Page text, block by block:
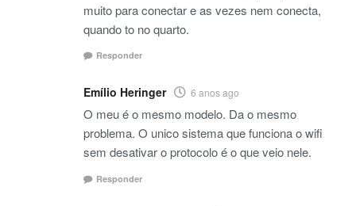
muito para conectar e as vezes nem conecta,
quando to no quarto.
Responder
Emílio Heringer 6 anos ago
O meu é o mesmo modelo. Da o mesmo
problema. O unico sistema que funciona o wifi
sem desativar o protocolo é o que veio nele.
Responder